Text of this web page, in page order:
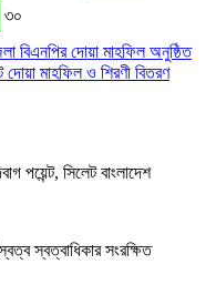
৩০
বিএনপির দোয়া মাহফিল অনুষ্ঠিত
দোয়া মাহফিল ও শিরণী বিতরণ
পয়েন্ট, সিলেট বাংলাদেশ
স্বত্বাধিকার সংরক্ষিত